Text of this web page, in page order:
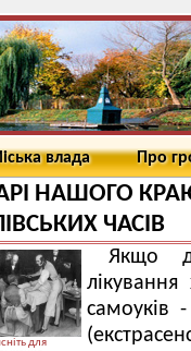
влада Про
НАШОГО
ЧАСІВ
для
Якщо
самоуків -